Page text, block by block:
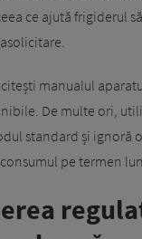
ce ajută frigiderul
manualul
De multe ori,
standard și ignoră
pe termen